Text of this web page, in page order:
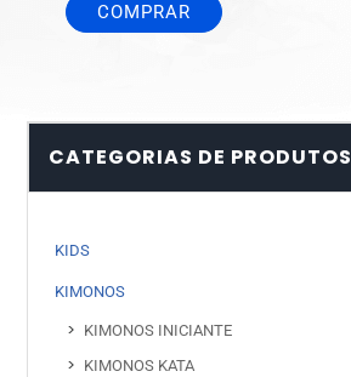
COMPRAR
CATEGORIAS DE PRODUTOS
KIDS
KIMONOS
KIMONOS INICIANTE
KIMONOS KATA